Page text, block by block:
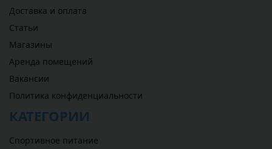
Доставка и оплата
Статьи
Магазины
Аренда помещений
Вакансии
Политика конфиденциальности
КАТЕГОРИИ
Спортивное питание